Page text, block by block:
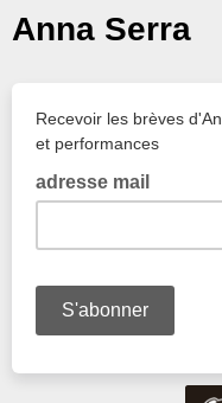
Anna Serra
Recevoir les brèves
et performances
adresse mail